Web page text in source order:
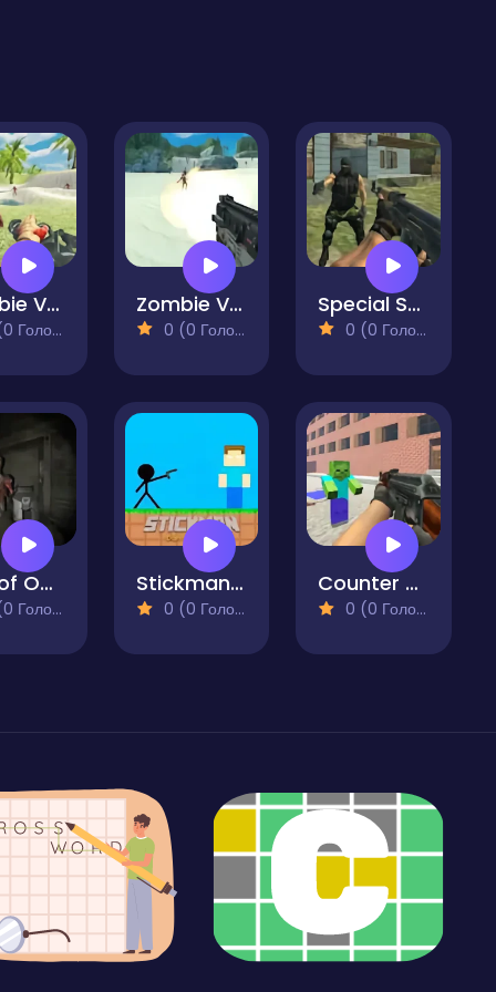
Zombie Vacation 2 Zombie Vacation
0 (0 Голосів)
Special Strike
0 (0 Голосів)
Call of Ops 3 Zombies Stickman Bam Bam Bam
0 (0 Голосів)
Counter Craft 2 Zombies
0 (0 Голосів)